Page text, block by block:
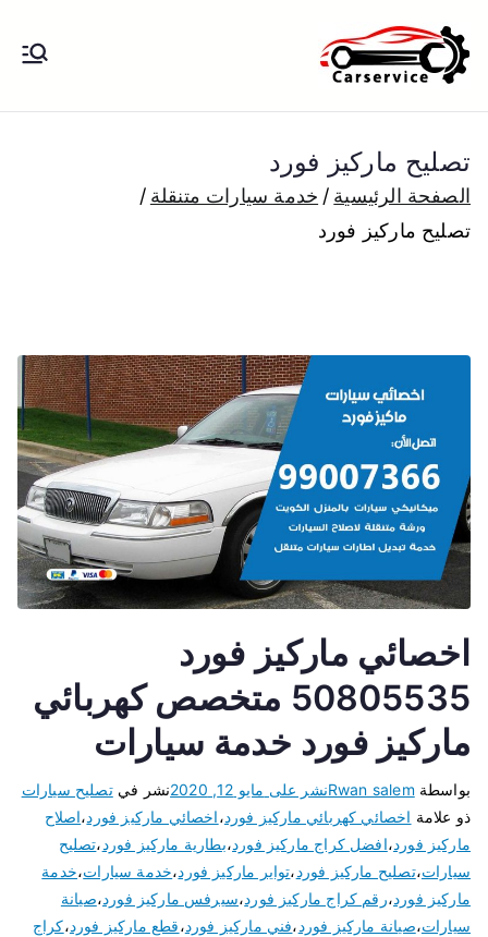
إلى
المحتوى
الكويت
بنشر متنقل الكويت كهرباء وبنشر تبديل
بارخص الاسعارتصليح ماركيز فورد
الصفحة الرئيسية
خدمة سيارات متنقلة
تصليح ماركيز فورد
اخصائي ماركيز فورد
50805535 متخصص كهربائي
ماركيز فورد خدمة سيارات
بواسطة Rwan salemنشر على مايو 12, 2020 نشر فيتصليح سيارات
ذو علامة اخصائي كهربائي ماركيز فورد،اخصائي ماركيز فورد،اصلاح
ماركيز فورد،افضل كراج ماركيز فورد،بطارية ماركيز فورد،تصليح
سيارات،تصليح ماركيز فورد،تواير ماركيز فورد،خدمة سيارات،خدمة
ماركيز فورد،رقم كراج ماركيز فورد،سيرفس ماركيز فورد،صيانة
سيارات،صيانة ماركيز فورد،فني ماركيز فورد،قطع ماركيز فورد،كراج